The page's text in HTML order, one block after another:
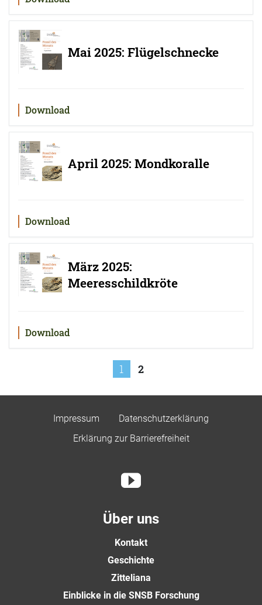
Mai 2025: Flügelschnecke
Download
April 2025: Mondkoralle
Download
März 2025:
Meeresschildkröte
Download
Seitennummerierung
Beiträge
1 2
Impressum
Datenschutzerklärung
Erklärung zur Barrierefreiheit
Über uns
Kontakt
Geschichte
Zitteliana
Einblicke in die SNSB Forschung